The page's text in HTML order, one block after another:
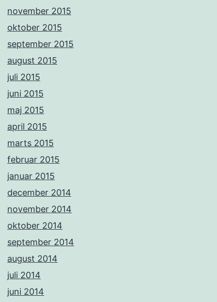
november 2015
oktober 2015
september 2015
august 2015
juli 2015
juni 2015
maj 2015
april 2015
marts 2015
februar 2015
januar 2015
december 2014
november 2014
oktober 2014
september 2014
august 2014
juli 2014
juni 2014